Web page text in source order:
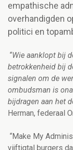
empathische
overhandigden
politici en
“Wie aanklopt bij
betrokkenheid bij
signalen om de
ombudsman is
bijdragen aan het
Herman, federaal
“Make My
vijftigtal burgers